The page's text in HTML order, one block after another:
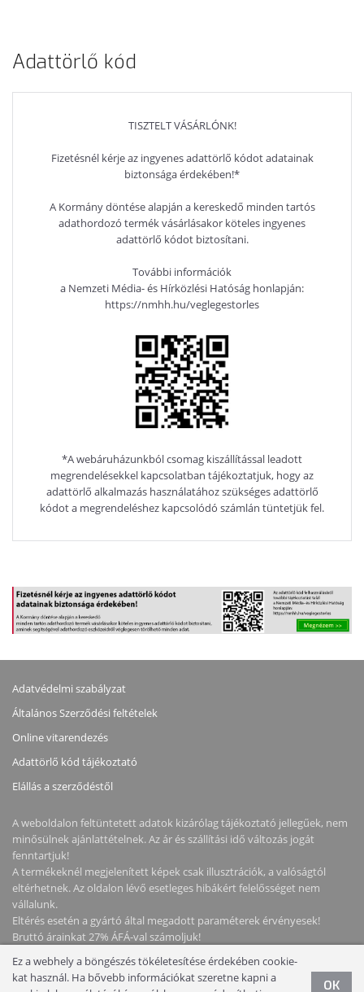
Adattörlő kód
TISZTELT VÁSÁRLÓNK!
Fizetésnél kérje az ingyenes adattörlő kódot adatainak
biztonsága érdekében!*
A Kormány döntése alapján a kereskedő minden tartós
adathordozó termék vásárlásakor köteles ingyenes
adattörlő kódot biztosítani.
További információk
a Nemzeti Média- és Hírközlési Hatóság honlapján:
https://nmhh.hu/veglegestorles
*A webáruházunkból csomag kiszállítással leadott
megrendelésekkel kapcsolatban tájékoztatjuk, hogy az
adattörlő alkalmazás használatához szükséges adattörlő
kódot a megrendeléshez kapcsolódó számlán tüntetjük fel.
Adatvédelmi szabályzat
Általános Szerződési feltételek
Online vitarendezés
Adattörlő kód tájékoztató
Elállás a szerződéstől
A weboldalon feltüntetett adatok kizárólag tájékoztató jellegűek, nem
minősülnek ajánlattételnek. Az ár és szállítási idő változás jogát
fenntartjuk!
A termékeknél megjelenített képek csak illusztrációk, a valóságtól
eltérhetnek. Az oldalon lévő esetleges hibákért felelősséget nem
vállalunk.
Eltérés esetén a gyártó által megadott paraméterek érvényesek!
Bruttó árainkat 27% ÁFÁ-val számoljuk!
Copyright © 2026 NotebookStore. Minden jog fenntartva!
Ez a webhely a böngészés tökéletesítése érdekében cookie-
kat használ. Ha bővebb információkat szeretne kapni a
OK